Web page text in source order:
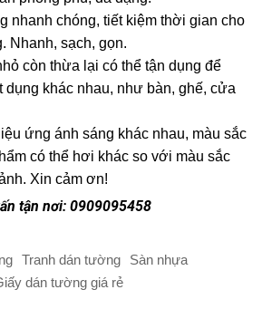
nhanh chóng, tiết kiệm thời gian cho
Nhanh, sạch, gọn.
còn thừa lại có thể tận dụng để
dụng khác nhau, như bàn, ghế, cửa
ứng ánh sáng khác nhau, màu sắc
có thể hơi khác so với màu sắc
Xin cảm ơn!
tận nơi: 0909095458
Tranh dán tường
Sàn nhựa
dán tường giá rẻ